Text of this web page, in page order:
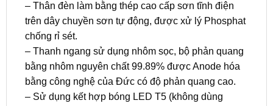
– Thân đèn làm bằng thép cao cấp sơn tĩnh điện
trên dây chuyền sơn tự động, được xử lý Phosphat
chống rỉ sét.
– Thanh ngang sử dụng nhôm sọc, bộ phản quang
bằng nhôm nguyên chất 99.89% được Anode hóa
bằng công nghệ của Đức có độ phản quang cao.
– Sử dụng kết hợp bóng LED T5 (không dùng